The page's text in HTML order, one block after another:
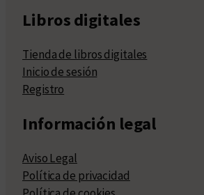
Libros digitales
Tienda de libros digitales
Inicio de sesión
Registro
Información legal
Aviso Legal
Política de privacidad